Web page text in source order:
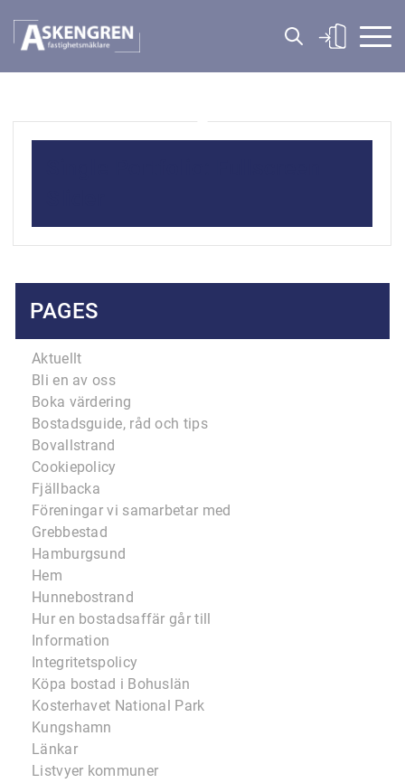
PAGES
Aktuellt
Bli en av oss
Boka värdering
Bostadsguide, råd och tips
Bovallstrand
Cookiepolicy
Fjällbacka
Föreningar vi samarbetar med
Grebbestad
Hamburgsund
Hem
Hunnebostrand
Hur en bostadsaffär går till
Information
Integritetspolicy
Köpa bostad i Bohuslän
Kosterhavet National Park
Kungshamn
Länkar
Listvyer kommuner